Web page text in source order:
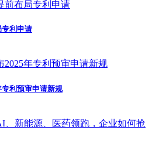
利申请
利预审申请新规